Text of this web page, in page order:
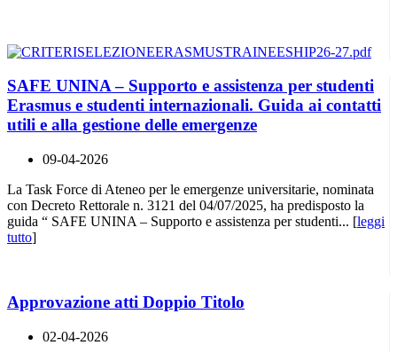
SAFE UNINA – Supporto e assistenza per studenti
Erasmus e studenti internazionali. Guida ai contatti
utili e alla gestione delle emergenze
09-04-2026
La Task Force di Ateneo per le emergenze universitarie, nominata
con Decreto Rettorale n. 3121 del 04/07/2025, ha predisposto la
guida “ SAFE UNINA – Supporto e assistenza per studenti... [leggi
tutto]
Approvazione atti Doppio Titolo
02-04-2026